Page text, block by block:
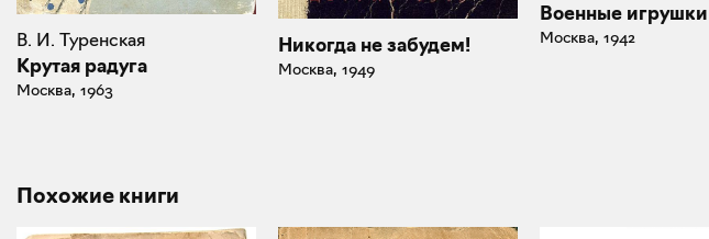
В. И. Туренская
Крутая радуга
Москва, 1963
Никогда не забудем!
Москва, 1949
Военные игрушки
Москва, 1942
Похожие книги